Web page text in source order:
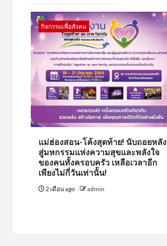
กิจกรรมเพื่อสังคม
แม่ฮ่องสอน-โค้งสุดท้าย! นับถอยหลัง
สู่มหกรรมแห่งความสุขและพลังใจ
ของคนทั้งครอบครัว เหลือเวลาอีก
เพียงไม่กี่วันเท่านั้น!
2 เดือน ago admin